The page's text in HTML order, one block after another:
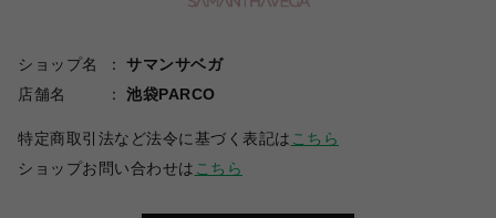
ショップ名
サマンサベガ
店舗名
池袋PARCO
特定商取引法など法令に基づく表記は こちら
ショップお問い合わせは こちら